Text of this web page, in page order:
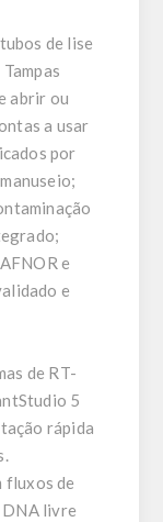
de lise
abrir ou
a usar
por
e
e
de RT-
5
rápida
fluxos de
DNA livre